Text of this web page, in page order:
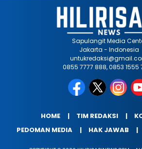
Sapulangit Media
Jakarta - Indonesia
0855 7777 888, 0853 1555
HOME TIM REDAKSI
PEDOMAN MEDIA
HAK JAWAB